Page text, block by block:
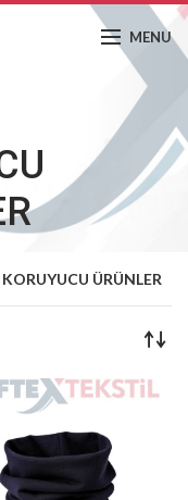
MENU
KORUYUCU ÜRÜNLER